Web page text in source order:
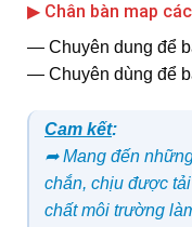
▶ Chân bàn map
― Chuyên dung để
― Chuyên dùng để
Cam kết:
➦ Mang đến
chắn, chịu được
chất môi trường